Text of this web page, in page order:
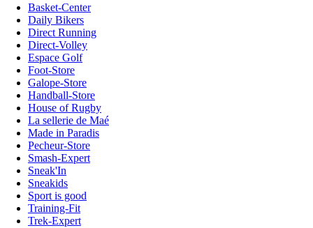
Basket-Center
Daily Bikers
Direct Running
Direct-Volley
Espace Golf
Foot-Store
Galope-Store
Handball-Store
House of Rugby
La sellerie de Maé
Made in Paradis
Pecheur-Store
Smash-Expert
Sneak'In
Sneakids
Sport is good
Training-Fit
Trek-Expert